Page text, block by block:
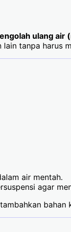
ulang air
tanpa harus
air mentah.
agar